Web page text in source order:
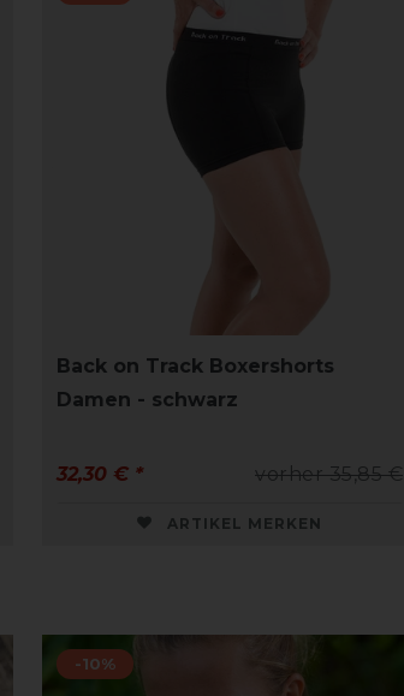
Back on Track Boxershorts
Damen - schwarz
vorher 35,85 €
32,30 € *
ARTIKEL MERKEN
-10%